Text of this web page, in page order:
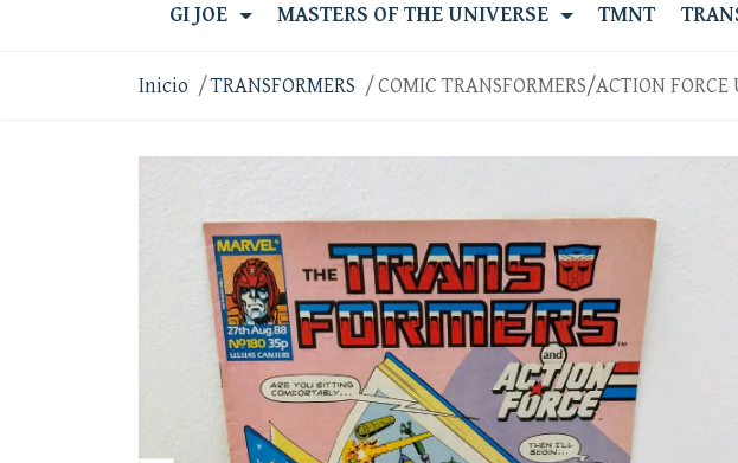
GI JOE MASTERS OF THE UNIVERSE TMNT
Inicio TRANSFORMERS COMIC TRANSFORMERS/ACTION FORCE